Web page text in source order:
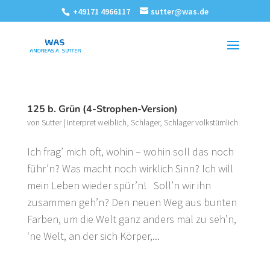
+49171 4966117 sutter@was.de
125 b. Grün (4-Strophen-Version)
von Sutter| Interpret weiblich, Schlager, Schlager volkstümlich
Ich frag’ mich oft, wohin – wohin soll das noch
führ’n? Was macht noch wirklich Sinn? Ich will
mein Leben wieder spür’n! Soll’n wir ihn
zusammen geh’n? Den neuen Weg aus bunten
Farben, um die Welt ganz anders mal zu seh’n,
‘ne Welt, an der sich Körper,...